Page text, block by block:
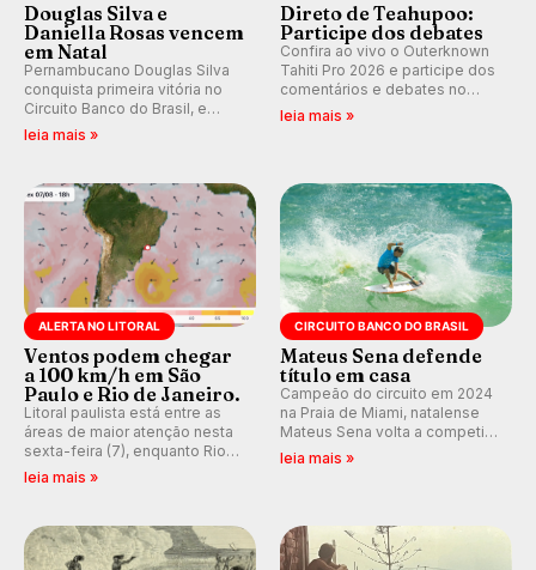
Douglas Silva e
Daniella Rosas vencem
em Natal
Pernambucano Douglas Silva
conquista primeira vitória no
Circuito Banco do Brasil, e
peruana Daniella Rosas vence
(RN).
leia mais »
Direto de Teahupoo:
Participe dos debates
Confira ao vivo o Outerknown
Tahiti Pro 2026 e participe dos
comentários e debates no
nosso fórum, durante as
leia mais »
ALERTA NO LITORAL
Ventos podem chegar
a 100 km/h em São
Paulo e Rio de Janeiro.
Litoral paulista está entre as
áreas de maior atenção nesta
sexta-feira (7), enquanto Rio
de Janeiro também recebe
km/h em Itanhaém.
leia mais »
CIRCUITO BANCO DO BRASIL
Mateus Sena defende
título em casa
Campeão do circuito em 2024
na Praia de Miami, natalense
Mateus Sena volta a competir
em casa em busca de manter a
leia mais »